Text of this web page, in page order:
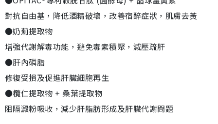
對抗自由基，降低酒精破壞，改善宿醉症狀，肌膚去黃
●奶薊提取物
增強代謝解毒功能，避免毒素積聚，減壓疏肝
●肝內磷脂
修復受損及促進肝臟細胞再生
●欖仁提取物 + 桑葉提取物
阻隔澱粉吸收，減少肝脂肪形成及肝臟代謝問題